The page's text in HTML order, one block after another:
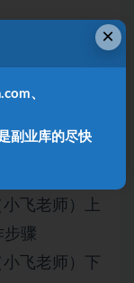
辑教程
飞老师）上
步骤
飞老师）下
×
、
副业库的尽快